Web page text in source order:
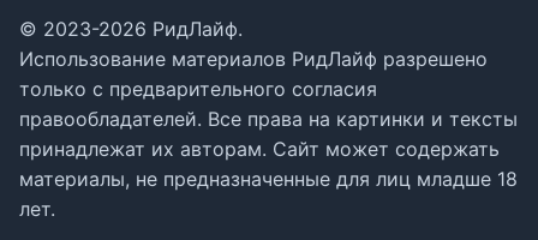
© 2023-2026 РидЛайф.
Использование материалов РидЛайф разрешено
только с предварительного согласия
правообладателей. Все права на картинки и тексты
принадлежат их авторам. Сайт может содержать
материалы, не предназначенные для лиц младше 18
лет.